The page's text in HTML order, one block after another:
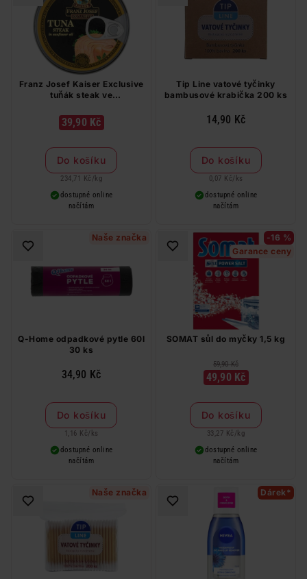
Franz Josef Kaiser Exclusive
tuňák steak ve
39,90 Kč
Do košíku
234,71 Kč / kg
dostupné online
načítám
Tip Line vatové tyčinky
bambusové krabička 200 ks
14,90 Kč
Do košíku
0,07 Kč/ ks
dostupné online
načítám
Naše značka
Q-Home odpadkové pytle 60l
30 ks
34,90 Kč
Do košíku
1,16 Kč/ ks
dostupné online
načítám
-16 %
Garance ceny
SOMAT sůl do myčky 1,5 kg
59,90 Kč
49,90 Kč
Do košíku
33,27 Kč / kg
dostupné online
načítám
Naše značka Dárek*